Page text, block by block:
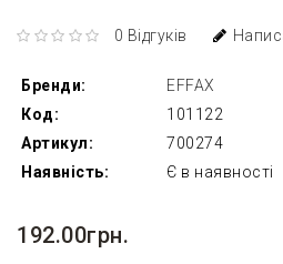
0 Відгуків
Бренди:
EFFAX
Код:
101122
Артикул:
700274
Наявність:
Є в наявності
192.00грн.